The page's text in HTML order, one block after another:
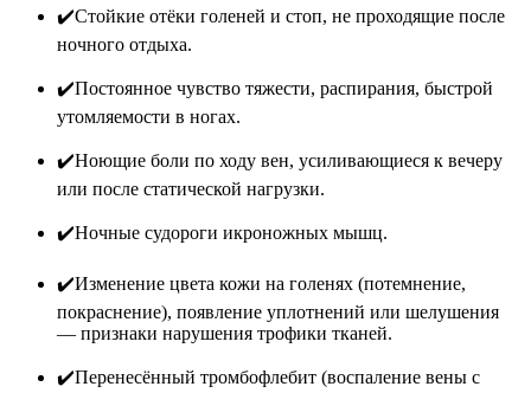
✔️Стойкие отёки голеней и стоп, не проходящие после
ночного отдыха.
✔️Постоянное чувство тяжести, распирания, быстрой
утомляемости в ногах.
✔️Ноющие боли по ходу вен, усиливающиеся к вечеру
или после статической нагрузки.
✔️Ночные судороги икроножных мышц.
✔️Изменение цвета кожи на голенях (потемнение,
покраснение), появление уплотнений или шелушения
— признаки нарушения трофики тканей.
✔️Перенесённый тромбофлебит (воспаление вены с